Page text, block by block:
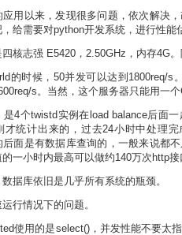
应用以来，发现很多问题，依次解决
给需要对python开发系统，进行性能
四核志强 E5420，2.50GHz，内存4G
的时候，50并发可以达到1800req/s
s。当然，这个服务器只能用一
是4个twistd实例在load balance后面
才统计出来的，过去24小时中处理
后面是有数据库查询的，一般来说都
的一小时内最高可以做约140万次http
据库依旧是几乎所有系统的瓶颈。
行情况下的问题。
使用的是select()，并发性能不要太